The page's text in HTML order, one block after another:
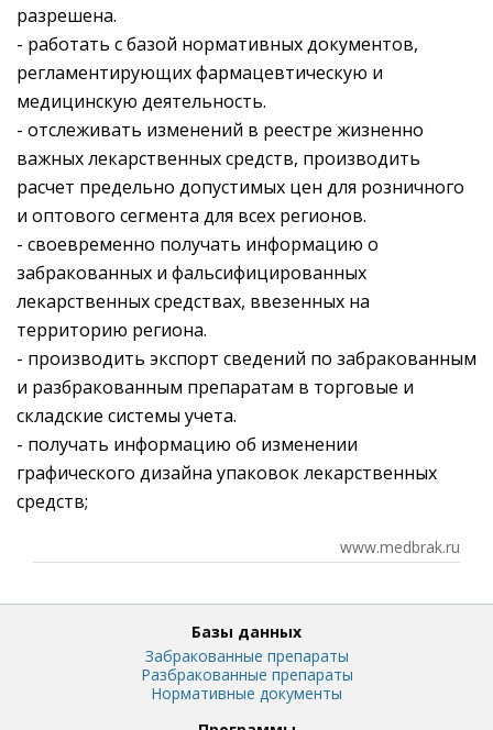
разрешена.
- работать с базой нормативных документов,
регламентирующих фармацевтическую и
медицинскую деятельность.
- отслеживать изменений в реестре жизненно
важных лекарственных средств, производить
расчет предельно допустимых цен для розничного
и оптового сегмента для всех регионов.
- своевременно получать информацию о
забракованных и фальсифицированных
лекарственных средствах, ввезенных на
территорию региона.
- производить экспорт сведений по забракованным
и разбракованным препаратам в торговые и
складские системы учета.
- получать информацию об изменении
графического дизайна упаковок лекарственных
средств;
www.medbrak.ru
Базы данных
Забракованные препараты
Разбракованные препараты
Нормативные документы